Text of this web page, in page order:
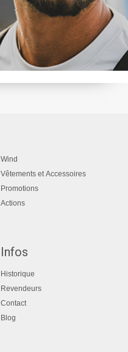
Wind
Vêtements et Accessoires
Promotions
Actions
Infos
Historique
Revendeurs
Contact
Blog